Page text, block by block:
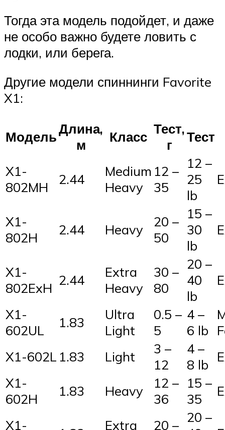
Тогда эта модель подойдет, и даже
не особо важно будете ловить с
лодки, или берега.
Другие модели спиннинги Favorite
X1:
МодельДлина,
м
Класс Тест,
г
Тест
X1-
802MH
2.44
Medium
Heavy
12 –
35
12 –
25
lb
X1-
802H
2.44 Heavy
20 –
50
15 –
30
lb
X1-
802ExH 2.44
Extra
Heavy
30 –
80
20 –
40
lb
X1-
602UL
1.83
Ultra
Light
0.5 –
5
4 –
6 lb
X1-602L 1.83 Light
3 –
12
4 –
8 lb
X1-
602H
1.83 Heavy
12 –
36
15 –
35
X1- Extra 20 – 20 –